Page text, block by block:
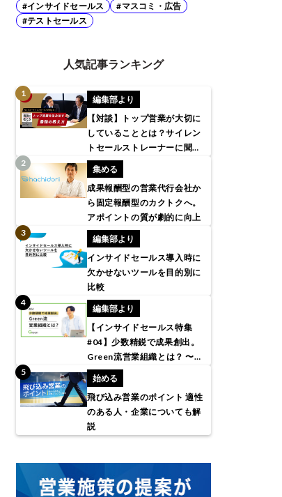
#インサイドセールス
#マスコミ・広告
#テストセールス
人気記事ランキング
編集部より
【対談】トップ営業が大切に
していることとは？サイレン
トセールストレーナーに聞い
てみた
集める
成果報酬型の営業代行会社か
ら固定報酬型のカクトクへ。
アポイントの質が劇的に向上
編集部より
インサイドセールス導入時に
欠かせないツールを目的別に
比較
編集部より
【インサイドセールス特集
#04】少数精鋭で成果創出。
Green流営業組織とは？ 〜株
式会社アトラエ〜
始める
飛び込み営業のポイント 適性
のある人・企業についても解
説